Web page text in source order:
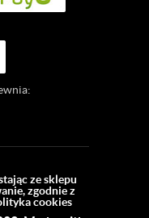
ze sklepu
zgodnie z
cookies